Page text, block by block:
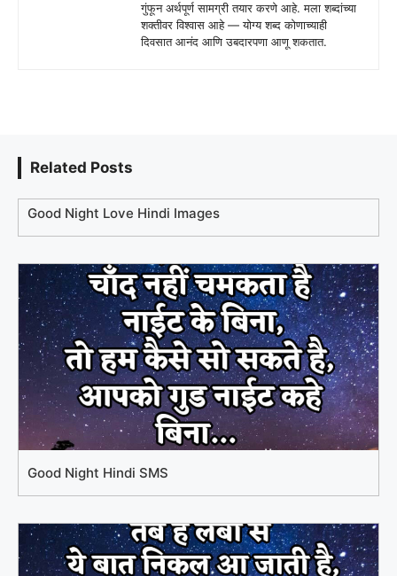
गुंफून अर्थपूर्ण सामग्री तयार करणे आहे. मला शब्दांच्या
शक्तीवर विश्वास आहे — योग्य शब्द कोणाच्याही
दिवसात आनंद आणि उबदारपणा आणू शकतात.
Related Posts
Good Night Love Hindi Images
Good Night Hindi SMS